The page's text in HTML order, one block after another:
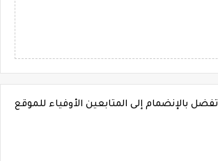
تفضل بالإنضمام إلى المتابعين الأوفياء للموقع